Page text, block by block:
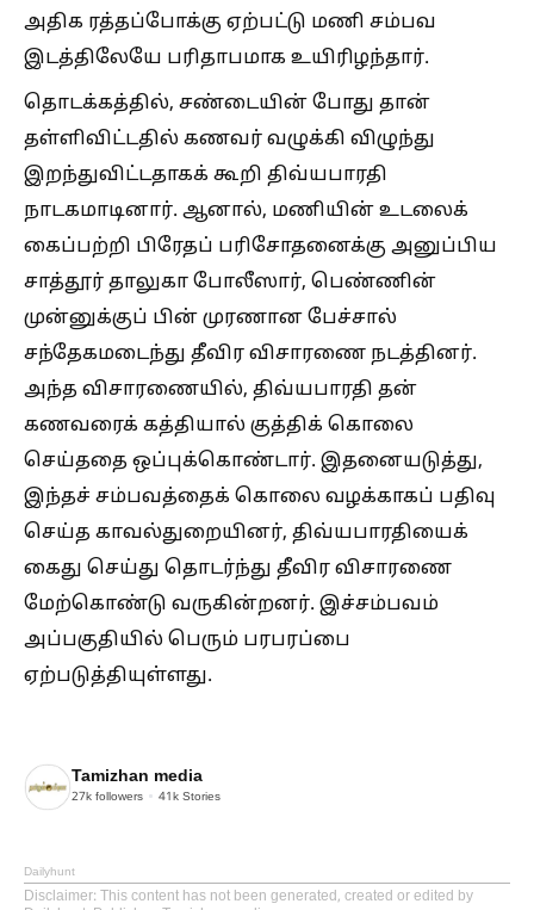
அதிக ரத்தப்போக்கு ஏற்பட்டு மணி சம்பவ
இடத்திலேயே பரிதாபமாக உயிரிழந்தார்.
தொடக்கத்தில், சண்டையின் போது தான்
தள்ளிவிட்டதில் கணவர் வழுக்கி விழுந்து
இறந்துவிட்டதாகக் கூறி திவ்யபாரதி
நாடகமாடினார். ஆனால், மணியின் உடலைக்
கைப்பற்றி பிரேதப் பரிசோதனைக்கு அனுப்பிய
சாத்தூர் தாலுகா போலீஸார், பெண்ணின்
முன்னுக்குப் பின் முரணான பேச்சால்
சந்தேகமடைந்து தீவிர விசாரணை நடத்தினர்.
அந்த விசாரணையில், திவ்யபாரதி தன்
கணவரைக் கத்தியால் குத்திக் கொலை
செய்ததை ஒப்புக்கொண்டார். இதனையடுத்து,
இந்தச் சம்பவத்தைக் கொலை வழக்காகப் பதிவு
செய்த காவல்துறையினர், திவ்யபாரதியைக்
கைது செய்து தொடர்ந்து தீவிர விசாரணை
மேற்கொண்டு வருகின்றனர். இச்சம்பவம்
அப்பகுதியில் பெரும் பரபரப்பை
ஏற்படுத்தியுள்ளது.
Tamizhan media
27k followers 41k Stories
Dailyhunt
Disclaimer: This content has not been generated, created or edited by